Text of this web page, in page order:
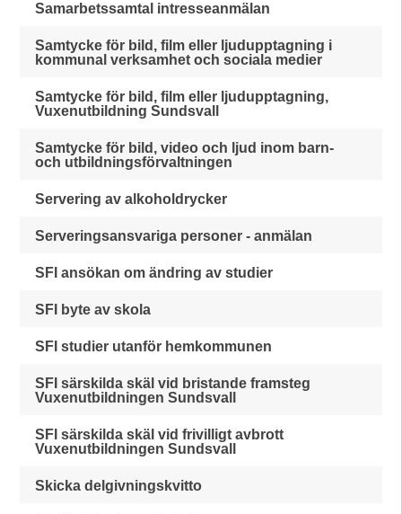
Samarbetssamtal intresseanmälan
Samtycke för bild, film eller ljudupptagning i
kommunal verksamhet och sociala medier
Samtycke för bild, film eller ljudupptagning,
Vuxenutbildning Sundsvall
Samtycke för bild, video och ljud inom barn-
och utbildningsförvaltningen
Servering av alkoholdrycker
Serveringsansvariga personer - anmälan
SFI ansökan om ändring av studier
SFI byte av skola
SFI studier utanför hemkommunen
SFI särskilda skäl vid bristande framsteg
Vuxenutbildningen Sundsvall
SFI särskilda skäl vid frivilligt avbrott
Vuxenutbildningen Sundsvall
Skicka delgivningskvitto